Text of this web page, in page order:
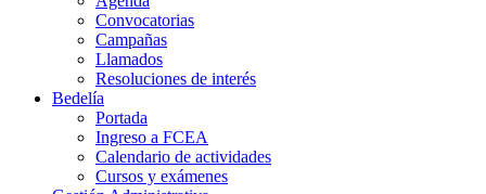
Convocatorias
Campañas
Llamados
Resoluciones de interés
Bedelía
Portada
Ingreso a FCEA
Calendario de actividades
Cursos y exámenes